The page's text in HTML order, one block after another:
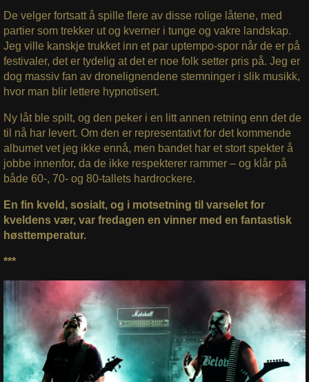
De velger fortsatt å spille flere av disse rolige låtene, med
partier som trekker ut og kverner i tunge og vakre landskap.
Jeg ville kanskje trukket inn et par uptempo-spor når de er på
festivaler, det er tydelig at det er noe folk setter pris på. Jeg er
dog massiv fan av dronelignendene stemninger i slik musikk,
hvor man blir lettere hypnotisert.
Ny låt ble spilt, og den peker i en litt annen retning enn det de
til nå har levert. Om den er representativt for det kommende
albumet vet jeg ikke ennå, men bandet har et stort spekter å
jobbe innenfor, da de ikke respekterer rammer – og klår på
både 60-, 70- og 80-tallets hardrockere.
En fin kveld, sosialt, og i motsetning til varselet for
kveldens vær, var fredagen en vinner med en fantastisk
høsttemperatur.
***